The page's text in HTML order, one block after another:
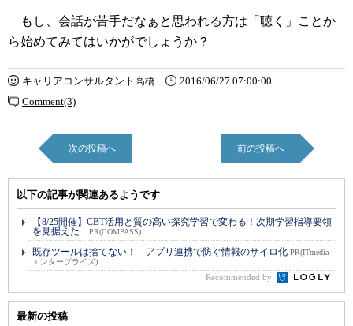
もし、会話が苦手だなぁと思われる方は「聴く」ことか
ら始めてみてはいかがでしょうか？
キャリアコンサルタント高橋
2016/06/27 07:00:00
Comment(3)
次の投稿へ 前の投稿へ
以下の記事が関連あるようです
【8/25開催】CBT活用と質の高い探究学習で変わる！次期学習指導要領
を見据えた... PR(COMPASS)
既存ツールは捨てない！ アプリ連携で防ぐ情報のサイロ化 PR(ITmedia
エンタープライズ)
Recommended by
最新の投稿